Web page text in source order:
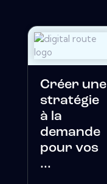
Créer une
stratégie
à la
demande
pour vos
...